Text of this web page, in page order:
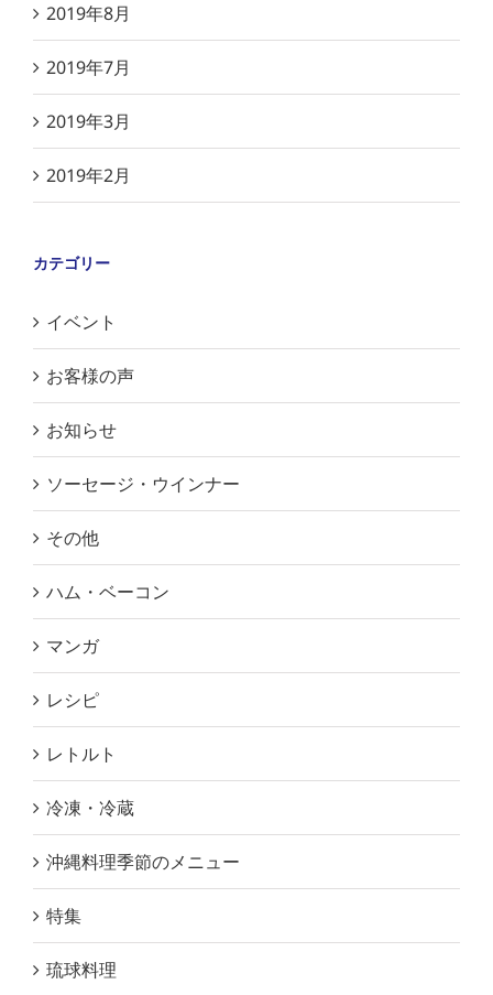
2019年8月
2019年7月
2019年3月
2019年2月
カテゴリー
イベント
お客様の声
お知らせ
ソーセージ・ウインナー
その他
ハム・ベーコン
マンガ
レシピ
レトルト
冷凍・冷蔵
沖縄料理季節のメニュー
特集
琉球料理